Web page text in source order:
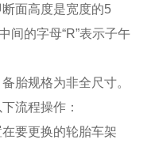
面高度是宽度的5
间的字母“R”表示子午
胎规格为非全尺寸。
流程操作：
要更换的轮胎车架